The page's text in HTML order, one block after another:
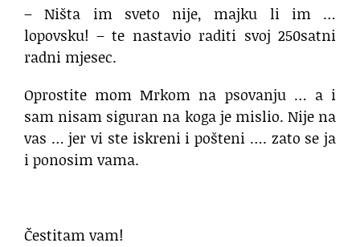
– Ništa im sveto nije, majku li im …
lopovsku! – te nastavio raditi svoj 250satni
radni mjesec.
Oprostite mom Mrkom na psovanju … a i
sam nisam siguran na koga je mislio. Nije na
vas … jer vi ste iskreni i pošteni …. zato se ja
i ponosim vama.
Čestitam vam!